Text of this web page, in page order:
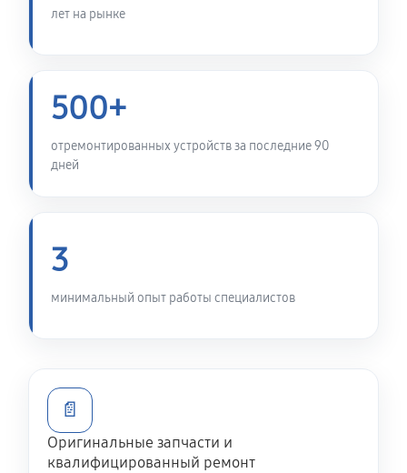
устройств
Калибровка и настройка
1040 руб
Ремонт датчика синхроимпульсов
Восстановление питания
Замена CORE тепловизора Pulsar 2 LRF XP50
Ремонт контроллеров тепловизора Pulsar 2 LRF
лет на рынке
500+
отремонтированных устройств за последние 90
дней
3
минимальный опыт работы специалистов
📄
Оригинальные запчасти и
квалифицированный ремонт